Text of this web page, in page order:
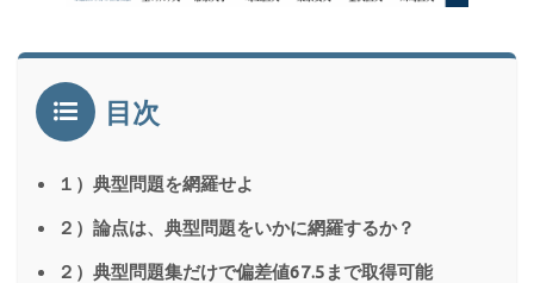
目次
１）典型問題を網羅せよ
２）論点は、典型問題をいかに網羅するか？
２）典型問題集だけで偏差値67.5まで取得可能